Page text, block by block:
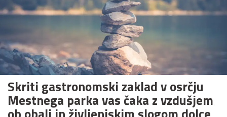
Skriti gastronomski zaklad v osrčju
Mestnega parka vas čaka z vzdušjem